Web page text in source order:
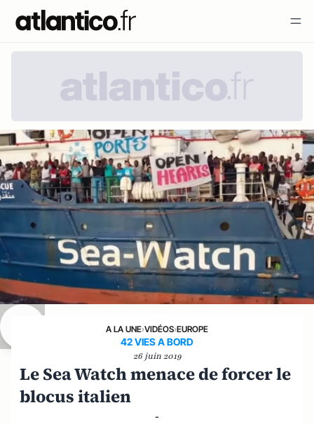
A LA UNE›VIDÉOS›EUROPE
42 VIES A BORD
26 juin 2019
Le Sea Watch menace de forcer le
blocus italien
-